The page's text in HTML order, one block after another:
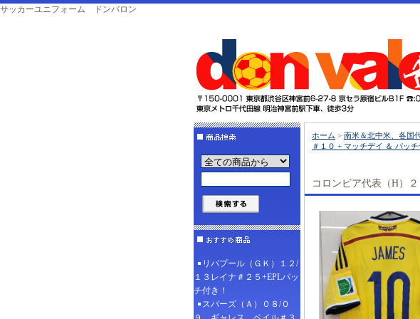
サッカーユニフォーム ドンバロン
リバプール（ＧＫ）１２/
１３レイナ＃２５+EPLパッ
チ付き！
スパーズ（Ａ）０８/０
ホーム > 南米＆北中米、各国
＃１０ + マッチデイ ＆ パッチ
コロンビア代表（H）